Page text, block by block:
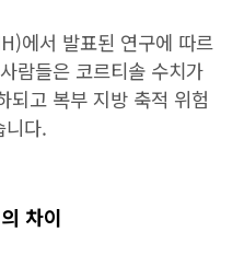
에서 발표된 연구에 따르
람들은 코르티솔 수치가
되고 복부 지방 축적 위험
니다.
차이